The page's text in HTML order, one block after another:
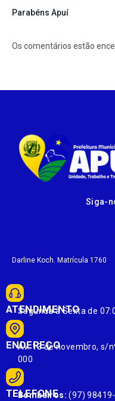
Parabéns Apuí
Os comentários estão
Siga-
Darline Koch. Matrícula 1760
ATENDIMENTO
Segunda à Sexta de
ENDEREÇO
Av. 13 de novembro, s/
000
TELEFONE
Bombeiros: (97)